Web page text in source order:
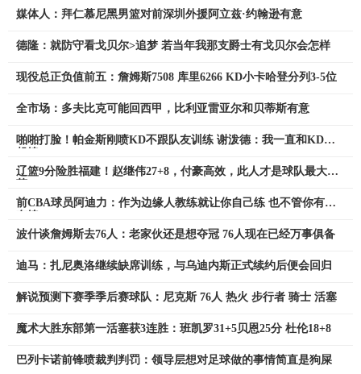
媒体人：拜仁慕尼黑男篮对前深圳外援阿立兹·约翰逊有意
德隆：就防守看戈贝尔>追梦 若当年我那支爵士有戈贝尔会怎样
现役总正负值前五：詹姆斯7508 库里6266 KD小卡哈登分列3-5位
全市场：多夫比克可能回西甲，比利亚雷亚尔和贝蒂斯有意
啪啪打脸！帕金斯刚喷KD不跟队友训练 谢泼德：我一直和KD一
辽篮9分险胜福建！赵继伟27+8，付豪高效，此人才是球队最大收
前CBA球员阿迪力：作为边缘人教练就让你自己练 也不管你有没
波什谈詹姆斯去76人：老家伙还是想夺冠 76人现在已经万事俱备
迪马：扎尼奥洛继续缺席训练，与乌迪内斯正式续约后便会回归
解说预测下赛季季后赛球队：尼克斯 76人 热火 步行者 骑士 活塞
魔术大胜东部第一活塞获3连胜：班凯罗31+5贝恩25分 杜伦18+8
巴列卡诺前锋喷裁判判罚：领导层想对足球做的事情简直是狗屎